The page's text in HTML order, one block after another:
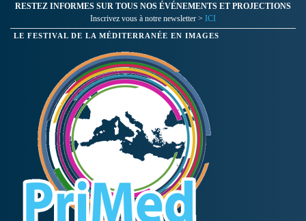
RESTEZ INFORMES SUR TOUS NOS ÉVÉNEMENTS ET PROJECTIONS
Inscrivez vous à notre newsletter > ICI
LE FESTIVAL DE LA MÉDITERRANÉE EN IMAGES